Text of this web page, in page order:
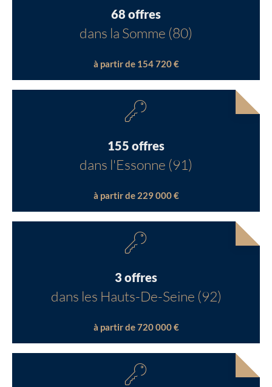
68 offres
dans la Somme (80)
à partir de 154 720 €
155 offres
dans l'Essonne (91)
à partir de 229 000 €
3 offres
dans les Hauts-De-Seine (92)
à partir de 720 000 €